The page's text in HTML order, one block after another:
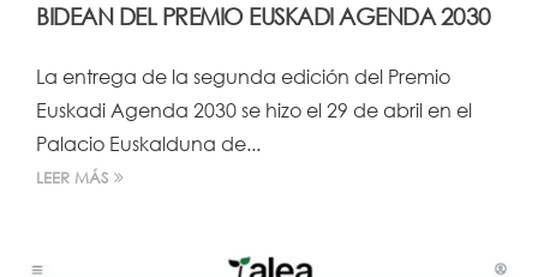
BIDEAN DEL PREMIO EUSKADI AGENDA 2030
La entrega de la segunda edición del Premio
Euskadi Agenda 2030 se hizo el 29 de abril en el
Palacio Euskalduna de...
LEER MÁS